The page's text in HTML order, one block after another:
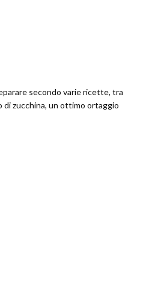
secondo varie ricette, tra
di zucchina, un ottimo ortaggio